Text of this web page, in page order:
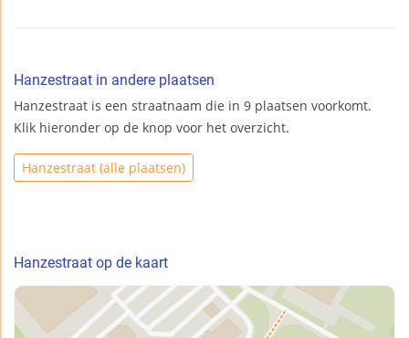
Hanzestraat in andere plaatsen
Hanzestraat is een straatnaam die in 9 plaatsen voorkomt.
Klik hieronder op de knop voor het overzicht.
Hanzestraat (alle plaatsen)
Hanzestraat op de kaart